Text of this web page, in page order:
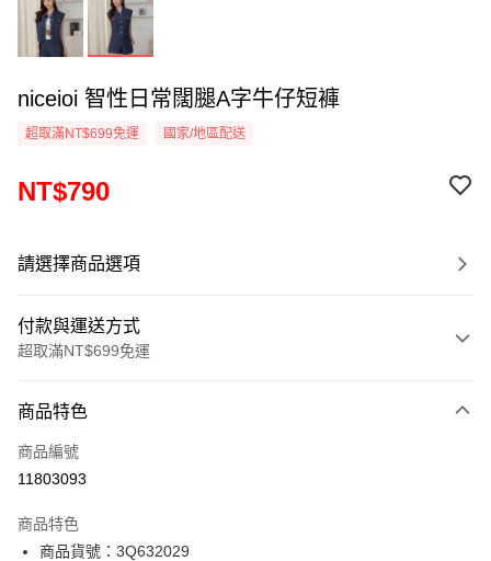
niceioi 智性日常闊腿A字牛仔短褲
超取滿NT$699免運 國家/地區配送
NT$790
請選擇商品選項
付款與運送方式
超取滿NT$699免運
信用卡一次付款
超商取貨付款
Apple Pay
商品特色
商品編號
11803093
商品特色
商品貨號：3Q632029